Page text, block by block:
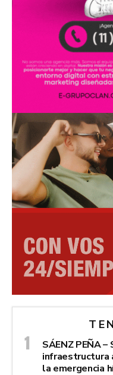
SÁENZ PEÑA
infraestructura
la emergencia